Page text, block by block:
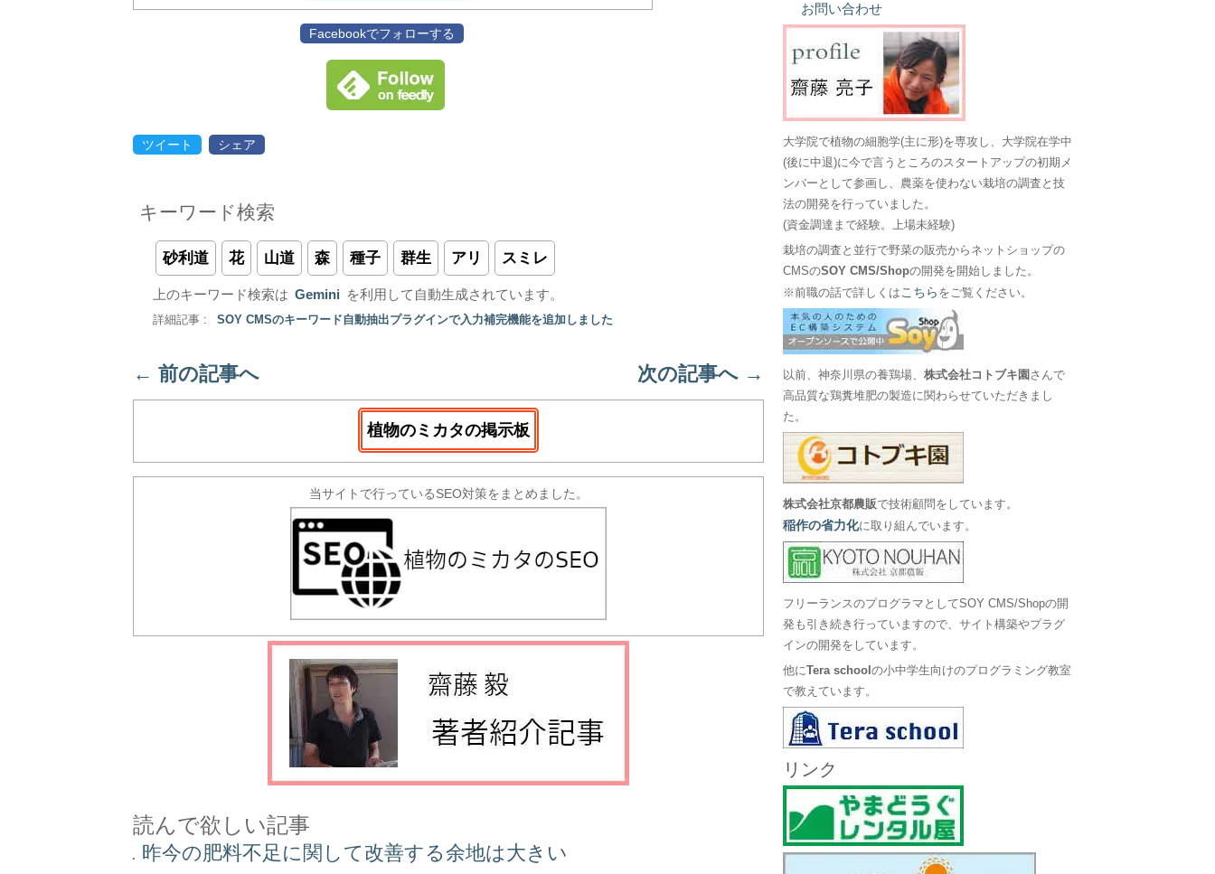
Facebookでフォローする
ツイート シェア
キーワード検索
砂利道 花 山道 森 種子 群生 アリ スミレ
上のキーワード検索は Gemini を利用して自動生成されています。
詳細記事 : SOY CMSのキーワード自動抽出プラグインで入力補完機能を追加しました
← 前の記事へ 次の記事へ →
植物のミカタの掲示板
当サイトで行っているSEO対策をまとめました。
読んで欲しい記事
昨今の肥料不足に関して改善する余地は大きい
お問い合わせ
大学院で植物の細胞学(主に形)を専攻し、大学院在学中
(後に中退)に今で言うところのスタートアップの初期メ
ンバーとして参画し、農薬を使わない栽培の調査と技
法の開発を行っていました。
(資金調達まで経験。上場未経験)
栽培の調査と並行で野菜の販売からネットショップの
CMSのSOY CMS/Shopの開発を開始しました。
※前職の話で詳しくは こちら をご覧ください。
以前、神奈川県の養鶏場、株式会社コトブキ園 さんで
高品質な鶏糞堆肥の製造に関わらせていただきまし
た。
株式会社京都農販で技術顧問をしています。
稲作の省力化に取り組んでいます。
フリーランスのプログラマとしてSOY CMS/Shopの開
発も引き続き行っていますので、サイト構築やプラグ
インの開発をしています。
他にTera schoolの小中学生向けのプログラミング教室
で教えています。
リンク